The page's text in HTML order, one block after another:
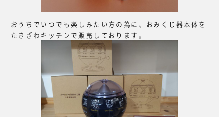
おうちでいつでも楽しみたい方の為に、おみくじ器本体を
たきざわキッチンで販売しております。